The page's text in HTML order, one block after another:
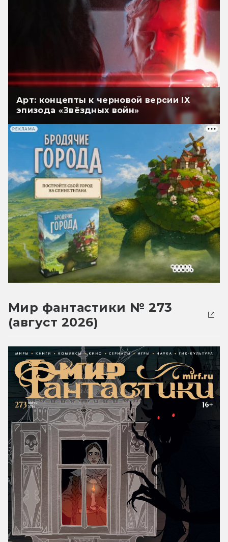
Арт: концепты к черновой версии IX
эпизода «Звёздных войн»
РЕКЛАМА
Мир фантастики № 273
(август 2026)